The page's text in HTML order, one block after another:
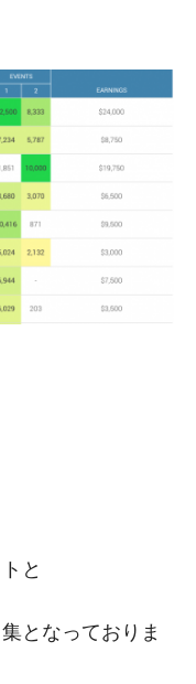
と
となっておりま